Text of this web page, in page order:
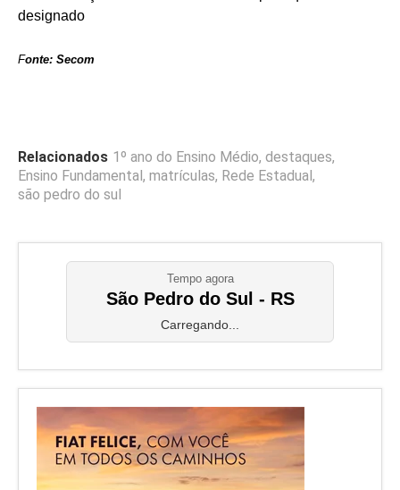
designado
Fonte: Secom
Relacionados 1º ano do Ensino Médio, destaques,
Ensino Fundamental, matrículas, Rede Estadual,
são pedro do sul
Tempo agora
São Pedro do Sul - RS
Carregando...